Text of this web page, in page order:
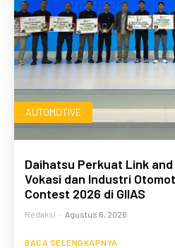
AUTOMOTIVE
Daihatsu Perkuat Link
Vokasi dan Industri
Contest 2026 di GIIAS
Redaksi - Agustus 6, 2026
BACA SELENGKAPNYA